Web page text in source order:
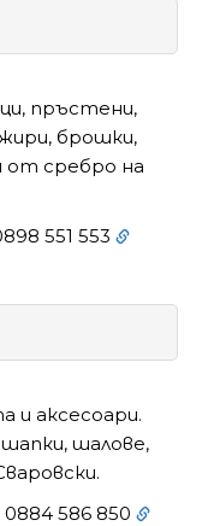
пръстени,
брошки,
от сребро на
551 553
и аксесоари.
шалове,
0884 586 850